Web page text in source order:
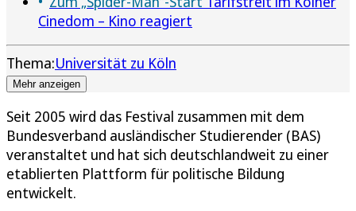
Cinedom – Kino reagiert
Thema:Universität zu Köln
Mehr anzeigen
Seit 2005 wird das Festival zusammen mit dem
Bundesverband ausländischer Studierender (BAS)
veranstaltet und hat sich deutschlandweit zu einer
etablierten Plattform für politische Bildung
entwickelt.